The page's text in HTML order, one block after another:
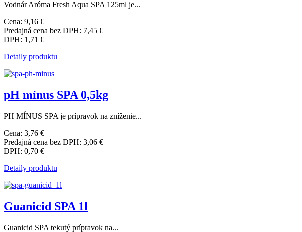
Vodnár Aróma Fresh Aqua SPA 125ml je...
Cena: 9,16 €
Predajná cena bez DPH: 7,45 €
DPH: 1,71 €
Detaily produktu
pH mínus SPA 0,5kg
PH MÍNUS SPA je prípravok na zníženie...
Cena: 3,76 €
Predajná cena bez DPH: 3,06 €
DPH: 0,70 €
Detaily produktu
Guanicid SPA 1l
Guanicid SPA tekutý prípravok na...